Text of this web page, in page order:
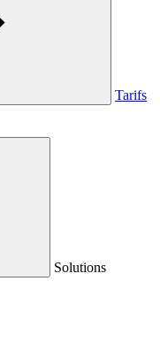
Tarifs
Solutions